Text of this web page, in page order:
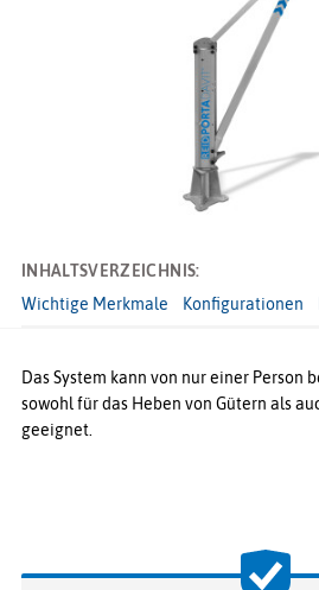
INHALTSVERZEICHNIS:
Wichtige Merkmale
Konfigurationen
Das System kann von nur einer Person
sowohl für das Heben von Gütern als
geeignet.